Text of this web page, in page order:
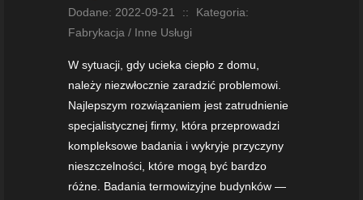
Dodane: 2022-09-21 ::
Kategoria:
Fabrykacja / Inne Usługi
W sytuacji, gdy ucieka ciepło z domu,
należy niezwłocznie zaradzić problemowi.
Najlepszym rozwiązaniem jest zatrudnienie
specjalistycznej firmy, która przeprowadzi
kompleksowe badania i wykryje przyczyny
nieszczelności, które mogą być bardzo
różne. Badania termowizyjne budynków —